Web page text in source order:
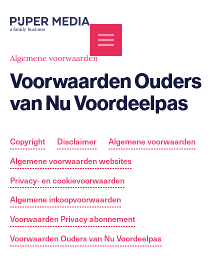
Algemene voorwaarden
Voorwaarden Ouders
van Nu Voordeelpas
Copyright Disclaimer
Algemene voorwaarden
Algemene voorwaarden websites
Privacy- en cookievoorwaarden
Algemene inkoopvoorwaarden
Voorwaarden Privacy abonnement
Voorwaarden Ouders van Nu Voordeelpas